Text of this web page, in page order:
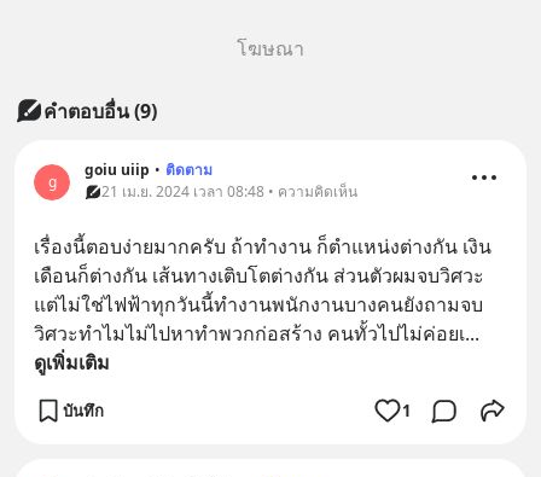
โฆษณา
คำตอบอื่น(9)
g
goiu uiip • ติดตาม
21 เม.ย. 2024 เวลา 08:48 • ความคิดเห็น
เรื่องนี้ตอบง่ายมากครับ ถ้าทำงาน ก็ตำแหน่งต่างกัน เงิน
เดือนก็ต่างกัน เส้นทางเติบโตต่างกัน ส่วนตัวผมจบวิศวะ
แต่ไม่ใช่ไฟฟ้าทุกวันนี้ทำงานพนักงานบางคนยังถามจบ
วิศวะทำไมไม่ไปหาทำพวกก่อสร้าง คนทั้วไปไม่ค่อยเ...
ดูเพิ่มเติม
บันทึก 1